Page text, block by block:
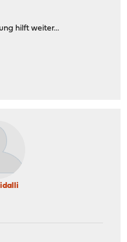
hilft weiter...